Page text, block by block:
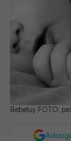
Bebeluș FOTO: